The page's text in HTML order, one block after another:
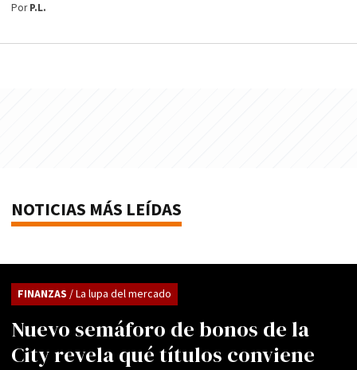
PorP.L.
NOTICIAS MÁS LEÍDAS
Nuevo semáforo de bonos de la
City revela qué títulos conviene
FINANZAS / La lupa del mercado